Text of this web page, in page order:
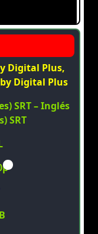
Digital Plus,
Digital Plus
SRT – Inglés
SRT